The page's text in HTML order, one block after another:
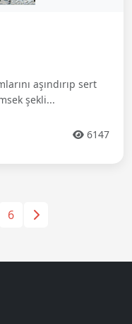
aşındırıp sert
şekli...
6147
6